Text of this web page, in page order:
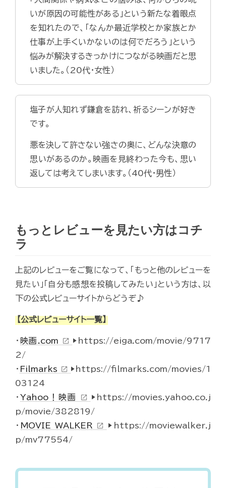
いが原因の可能性がある」という新たな着眼点
を知れたので、「なんか最近学校とか家族とか
仕事が上手くいかないのは何でだろう」という
悩みが解決するきっかけにつながる映画だと思
いました。（20代・女性）
塩子が人知れず鎌倉を訪れ、祈るシーンが好き
です。
悪を決して許さない強さの奥に、どんな決意の
思いがあるのか。映画を見終わった今も、思い
返しては考えてしまいます。（40代・男性）
もっとレビューを見たい方はコチ
ラ
上記のレビューをご覧になって、「もっと他のレビューを
見たい」「自分も感想を投稿してみたい」という方は、以
下の公式レビューサイトからどうぞ♪
【公式レビューサイト一覧】
・ 映画.com open_in_new ▶https://eiga.com/movie/9717
2/
・ Filmarks open_in_new ▶https://filmarks.com/movies/1
03124
・ Yahoo！映画 open_in_new
▶https://movies.yahoo.co.j
p/movie/382819/
・ MOVIE WALKER open_in_new
▶https://moviewalker.j
p/mv77554/